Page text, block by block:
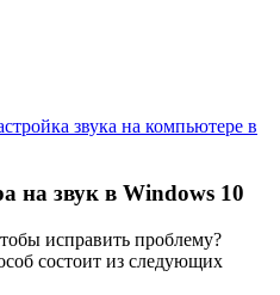
звука на компьютере в
на звук в Windows 10
исправить проблему?
состоит из следующих